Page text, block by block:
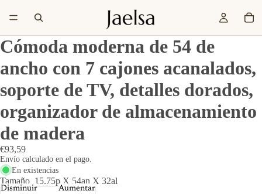
Cómoda moderna de 54 de
ancho con 7 cajones acanalados,
soporte de TV, detalles dorados,
organizador de almacenamiento
de madera
€93,59
Envío calculado en el pago.
En existencias
Tamaño 15.75p X 54an X 32al
Disminuir
Aumentar